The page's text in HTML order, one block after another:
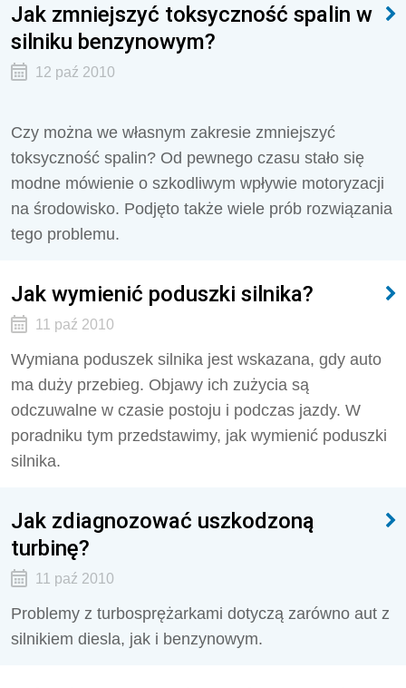
Jak zmniejszyć toksyczność spalin w
silniku benzynowym?
12 paź 2010
Czy można we własnym zakresie zmniejszyć
toksyczność spalin? Od pewnego czasu stało się
modne mówienie o szkodliwym wpływie motoryzacji
na środowisko. Podjęto także wiele prób rozwiązania
tego problemu.
Jak wymienić poduszki silnika?
11 paź 2010
Wymiana poduszek silnika jest wskazana, gdy auto
ma duży przebieg. Objawy ich zużycia są
odczuwalne w czasie postoju i podczas jazdy. W
poradniku tym przedstawimy, jak wymienić poduszki
silnika.
Jak zdiagnozować uszkodzoną
turbinę?
11 paź 2010
Problemy z turbosprężarkami dotyczą zarówno aut z
silnikiem diesla, jak i benzynowym.